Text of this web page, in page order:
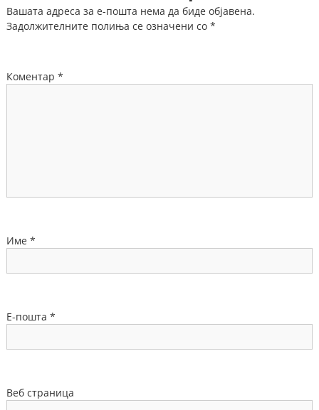
Вашата адреса за е-пошта нема да биде објавена.
Задолжителните полиња се означени со *
Коментар *
Име *
Е-пошта *
Веб страница